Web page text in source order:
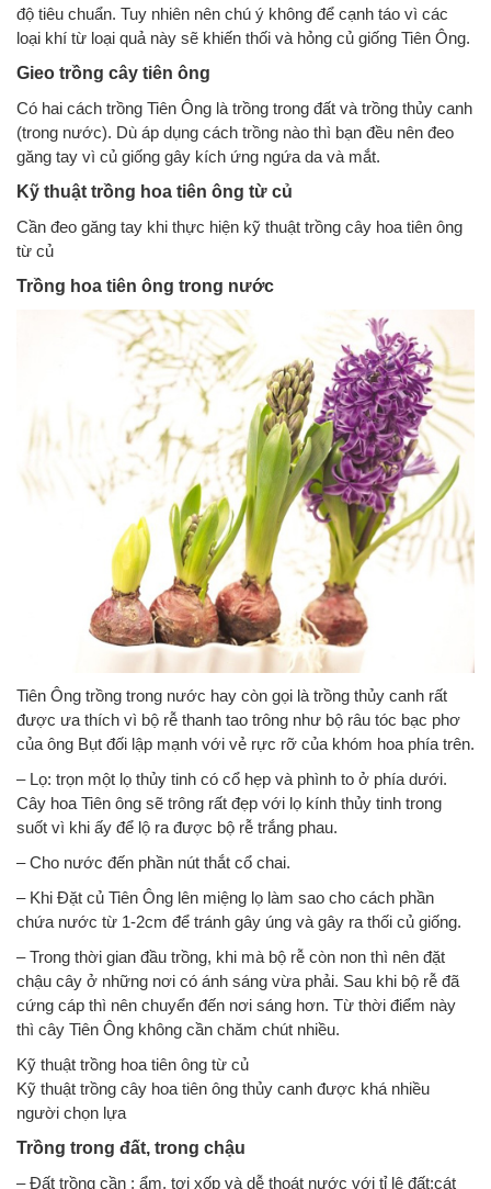
độ tiêu chuẩn. Tuy nhiên nên chú ý không để cạnh táo vì các
loại khí từ loại quả này sẽ khiến thối và hỏng củ giống Tiên Ông.
Gieo trồng cây tiên ông
Có hai cách trồng Tiên Ông là trồng trong đất và trồng thủy canh
(trong nước). Dù áp dụng cách trồng nào thì bạn đều nên đeo
găng tay vì củ giống gây kích ứng ngứa da và mắt.
Kỹ thuật trồng hoa tiên ông từ củ
Cần đeo găng tay khi thực hiện kỹ thuật trồng cây hoa tiên ông
từ củ
Trồng hoa tiên ông trong nước
Tiên Ông trồng trong nước hay còn gọi là trồng thủy canh rất
được ưa thích vì bộ rễ thanh tao trông như bộ râu tóc bạc phơ
của ông Bụt đối lập mạnh với vẻ rực rỡ của khóm hoa phía trên.
– Lọ: trọn một lọ thủy tinh có cổ hẹp và phình to ở phía dưới.
Cây hoa Tiên ông sẽ trông rất đẹp với lọ kính thủy tinh trong
suốt vì khi ấy để lộ ra được bộ rễ trắng phau.
– Cho nước đến phần nút thắt cổ chai.
– Khi Đặt củ Tiên Ông lên miệng lọ làm sao cho cách phần
chứa nước từ 1-2cm để tránh gây úng và gây ra thối củ giống.
– Trong thời gian đầu trồng, khi mà bộ rễ còn non thì nên đặt
chậu cây ở những nơi có ánh sáng vừa phải. Sau khi bộ rễ đã
cứng cáp thì nên chuyển đến nơi sáng hơn. Từ thời điểm này
thì cây Tiên Ông không cần chăm chút nhiều.
Kỹ thuật trồng hoa tiên ông từ củ
Kỹ thuật trồng cây hoa tiên ông thủy canh được khá nhiều
người chọn lựa
Trồng trong đất, trong chậu
– Đất trồng cần : ẩm, tơi xốp và dễ thoát nước với tỉ lệ đất:cát